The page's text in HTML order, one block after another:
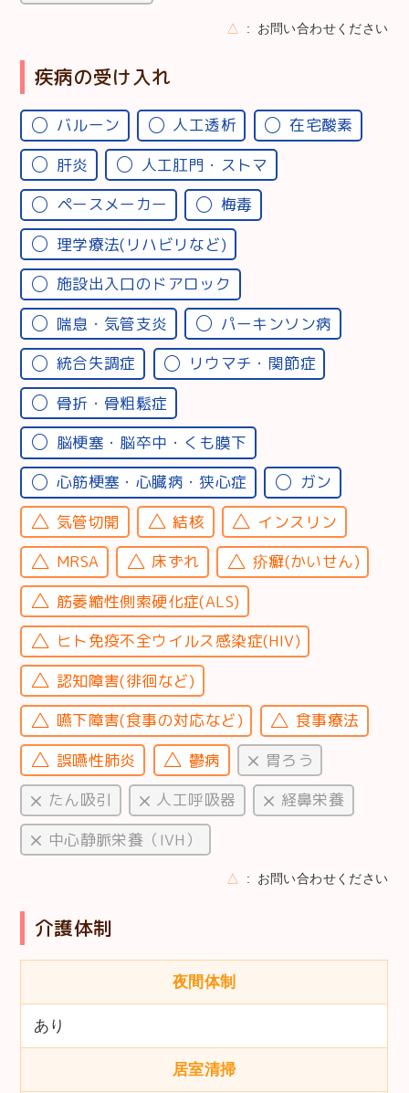
△ お問い合わせください
疾病の受け入れ
バルーン 人工透析
在宅酸素
肝炎
人工肛門・ストマ
ペースメーカー
梅毒
理学療法(リハビリなど)
施設出入口のドアロック
喘息・気管支炎
パーキンソン病
統合失調症
リウマチ・関節症
骨折・骨粗鬆症
脳梗塞・脳卒中・くも膜下
心筋梗塞・心臓病・狭心症
ガン
気管切開
結核
インスリン
MRSA
床ずれ
疥癬(かいせん)
筋萎縮性側索硬化症(ALS)
ヒト免疫不全ウイルス感染症(HIV)
認知障害(徘徊など)
嚥下障害(食事の対応など)
食事療法
誤嚥性肺炎
鬱病
胃ろう
たん吸引
人工呼吸器
経鼻栄養
中心静脈栄養（IVH）
△ お問い合わせください
介護体制
夜間体制
あり
居室清掃